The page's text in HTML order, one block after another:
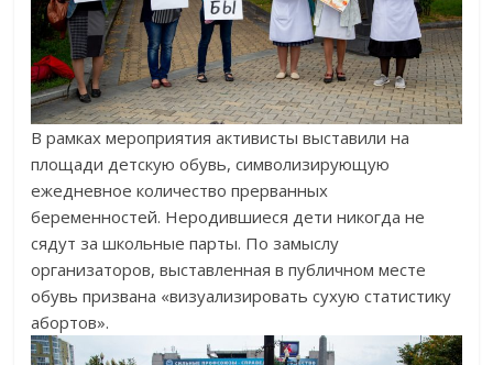
В рамках мероприятия активисты выставили на
площади детскую обувь, символизирующую
ежедневное количество прерванных
беременностей. Неродившиеся дети никогда не
сядут за школьные парты. По замыслу
организаторов, выставленная в публичном месте
обувь призвана «визуализировать сухую статистику
абортов».